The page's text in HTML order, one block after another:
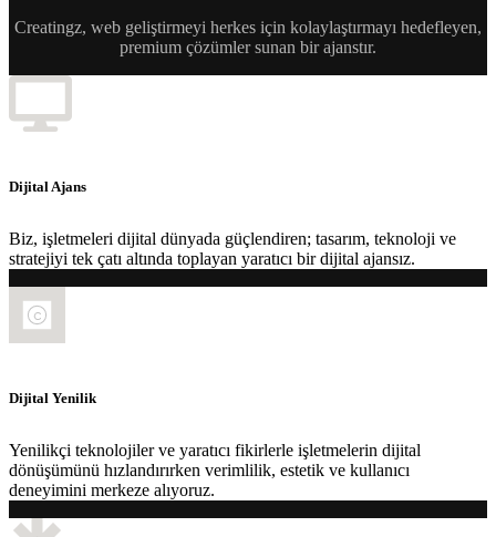
Creatingz, web geliştirmeyi herkes için kolaylaştırmayı hedefleyen,
premium çözümler sunan bir ajanstır.
Dijital Ajans
Biz, işletmeleri dijital dünyada güçlendiren; tasarım, teknoloji ve
stratejiyi tek çatı altında toplayan yaratıcı bir dijital ajansız.
Dijital Yenilik
Yenilikçi teknolojiler ve yaratıcı fikirlerle işletmelerin dijital
dönüşümünü hızlandırırken verimlilik, estetik ve kullanıcı
deneyimini merkeze alıyoruz.